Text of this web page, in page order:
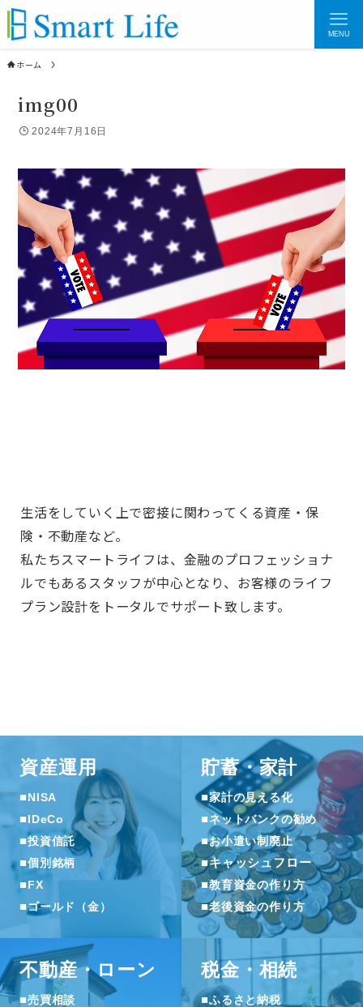
MENU
ホーム
img00
2024年7月16日
生活をしていく上で密接に関わってくる資産・保
険・不動産など。
私たちスマートライフは、金融のプロフェッショナ
ルでもあるスタッフが中心となり、お客様のライフ
プラン設計をトータルでサポート致します。
資産運用
■NISA
■IDeCo
■投資信託
■個別銘柄
■FX
■ゴールド（金）
貯蓄・家計
■家計の見える化
■ネットバンクの勧め
■お小遣い制廃止
■キャッシュフロー
■教育資金の作り方
■老後資金の作り方
不動産・ローン
■売買相談
税金・相続
■ふるさと納税